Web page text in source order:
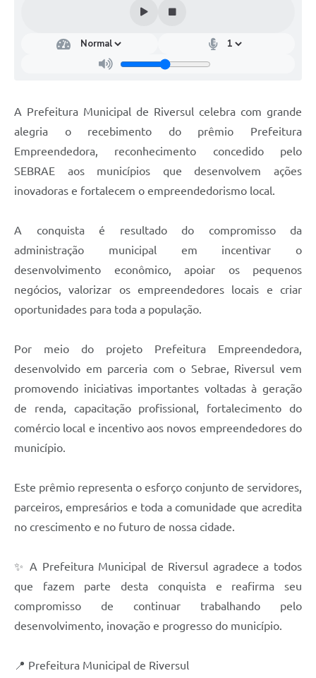
Plantão Farmácias e Saúde
Coleta de exames laboratoriais
A Prefeitura Municipal de Riversul celebra com grande
alegria o recebimento do prêmio Prefeitura
Empreendedora, reconhecimento concedido pelo
SEBRAE aos municípios que desenvolvem ações
inovadoras e fortalecem o empreendedorismo local.
A conquista é resultado do compromisso da
administração municipal em incentivar o
desenvolvimento econômico, apoiar os pequenos
negócios, valorizar os empreendedores locais e criar
oportunidades para toda a população.
Por meio do projeto Prefeitura Empreendedora,
desenvolvido em parceria com o Sebrae, Riversul vem
promovendo iniciativas importantes voltadas à geração
de renda, capacitação profissional, fortalecimento do
comércio local e incentivo aos novos empreendedores do
município.
Este prêmio representa o esforço conjunto de servidores,
parceiros, empresários e toda a comunidade que acredita
no crescimento e no futuro de nossa cidade.
✨ A Prefeitura Municipal de Riversul agradece a todos
que fazem parte desta conquista e reafirma seu
compromisso de continuar trabalhando pelo
desenvolvimento, inovação e progresso do município.
📍 Prefeitura Municipal de Riversul